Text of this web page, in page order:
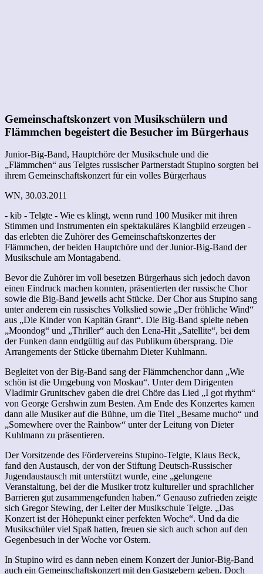
Gemeinschaftskonzert von Musikschülern und
Flämmchen begeistert die Besucher im Bürgerhaus
Junior-Big-Band, Hauptchöre der Musikschule und die
„Flämmchen“ aus Telgtes russischer Partnerstadt Stupino sorgten bei
ihrem Gemeinschaftskonzert für ein volles Bürgerhaus
WN, 30.03.2011
- kib - Telgte - Wie es klingt, wenn rund 100 Musiker mit ihren
Stimmen und Instrumenten ein spektakuläres Klangbild erzeugen -
das erlebten die Zuhörer des Gemeinschaftskonzertes der
Flämmchen, der beiden Hauptchöre und der Junior-Big-Band der
Musikschule am Montagabend.
Bevor die Zuhörer im voll besetzen Bürgerhaus sich jedoch davon
einen Eindruck machen konnten, präsentierten der russische Chor
sowie die Big-Band jeweils acht Stücke. Der Chor aus Stupino sang
unter anderem ein russisches Volkslied sowie „Der fröhliche Wind“
aus „Die Kinder von Kapitän Grant“. Die Big-Band spielte neben
„Moondog“ und „Thriller“ auch den Lena-Hit „Satellite“, bei dem
der Funken dann endgültig auf das Publikum übersprang. Die
Arrangements der Stücke übernahm Dieter Kuhlmann.
Begleitet von der Big-Band sang der Flämmchenchor dann „Wie
schön ist die Umgebung von Moskau“. Unter dem Dirigenten
Vladimir Grunitschev gaben die drei Chöre das Lied „I got rhythm“
von George Gershwin zum Besten. Am Ende des Konzertes kamen
dann alle Musiker auf die Bühne, um die Titel „Besame mucho“ und
„Somewhere over the Rainbow“ unter der Leitung von Dieter
Kuhlmann zu präsentieren.
Der Vorsitzende des Fördervereins Stupino-Telgte, Klaus Beck,
fand den Austausch, der von der Stiftung Deutsch-Russischer
Jugendaustausch mit unterstützt wurde, eine „gelungene
Veranstaltung, bei der die Musiker trotz kultureller und sprachlicher
Barrieren gut zusammengefunden haben.“ Genauso zufrieden zeigte
sich Gregor Stewing, der Leiter der Musikschule Telgte. „Das
Konzert ist der Höhepunkt einer perfekten Woche“. Und da die
Musikschüler viel Spaß hatten, freuen sie sich auch schon auf den
Gegenbesuch in der Woche vor Ostern.
In Stupino wird es dann neben einem Konzert der Junior-Big-Band
auch ein Gemeinschaftskonzert mit den Gastgebern geben. Doch